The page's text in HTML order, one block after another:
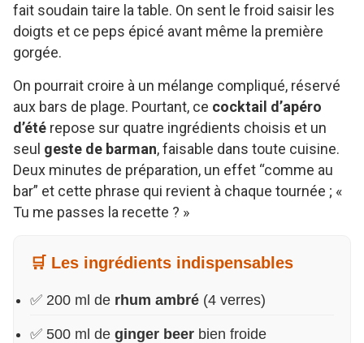
fait soudain taire la table. On sent le froid saisir les
doigts et ce peps épicé avant même la première
gorgée.
On pourrait croire à un mélange compliqué, réservé
aux bars de plage. Pourtant, ce cocktail d’apéro
d’été repose sur quatre ingrédients choisis et un
seul geste de barman, faisable dans toute cuisine.
Deux minutes de préparation, un effet “comme au
bar” et cette phrase qui revient à chaque tournée ; «
Tu me passes la recette ? »
🛒 Les ingrédients indispensables
✅ 200 ml de rhum ambré (4 verres)
✅ 500 ml de ginger beer bien froide